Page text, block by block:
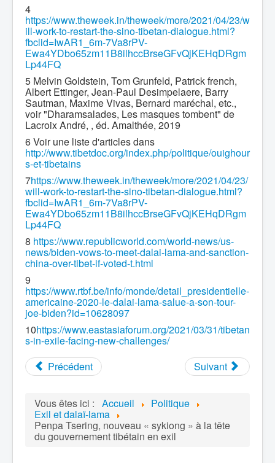
4
https://www.theweek.in/theweek/more/2021/04/23/w
ill-work-to-restart-the-sino-tibetan-dialogue.html?
fbclid=IwAR1_6m-7Va8rPV-
Ewa4YDbo65zm11B8ilhccBrseGFvQjKEHqDRgm
Lp44FQ
5 Melvin Goldstein, Tom Grunfeld, Patrick french,
Albert Ettinger, Jean-Paul Desimpelaere, Barry
Sautman, Maxime Vivas, Bernard maréchal, etc.,
voir "Dharamsalades, Les masques tombent" de
Lacroix André, , éd. Amalthée, 2019
6 Voir une liste d'articles dans
http://www.tibetdoc.org/index.php/politique/ouighour
s-et-tibetains
7https://www.theweek.in/theweek/more/2021/04/23/
will-work-to-restart-the-sino-tibetan-dialogue.html?
fbclid=IwAR1_6m-7Va8rPV-
Ewa4YDbo65zm11B8ilhccBrseGFvQjKEHqDRgm
Lp44FQ
8 https://www.republicworld.com/world-news/us-
news/biden-vows-to-meet-dalai-lama-and-sanction-
china-over-tibet-if-voted-t.html
9
https://www.rtbf.be/info/monde/detail_presidentielle-
americaine-2020-le-dalai-lama-salue-a-son-tour-
joe-biden?id=10628097
10https://www.eastasiaforum.org/2021/03/31/tibetan
s-in-exile-facing-new-challenges/
Précédent
Suivant
Vous êtes ici : Accueil Politique
Exil et dalaï-lama
Penpa Tsering, nouveau « sykiong » à la tête
du gouvernement tibétain en exil